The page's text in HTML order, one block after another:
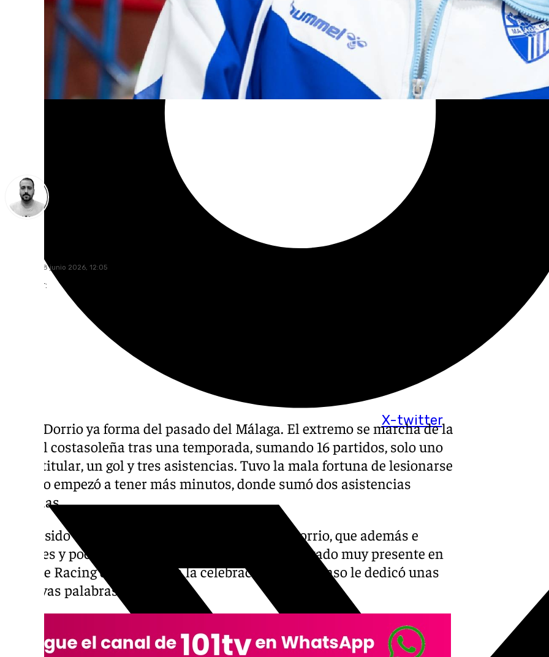
X-twitter
domingo, 28 junio 2026, 12:05
Compartir:
Josue Dorrio ya forma del pasado del Málaga. El extremo se marcha de la
capital costasoleña tras una temporada, sumando 16 partidos, solo uno
como titular, un gol y tres asistencias. Tuvo la mala fortuna de lesionarse
cuando empezó a tener más minutos, donde sumó dos asistencias
seguidas.
No ha sido una temporada fácil tampoco para Dorrio, que además e
lesiones y pocos minutos perdió a su padre. Ha estado muy presente en
el ex de Racing de Ferrol y en la celebración del ascenso le dedicó unas
emotivas palabras.